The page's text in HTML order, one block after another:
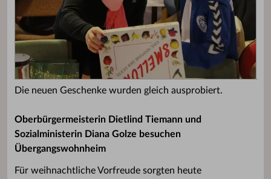
Die neuen Geschenke wurden gleich ausprobiert.
Oberbürgermeisterin Dietlind Tiemann und
Sozialministerin Diana Golze besuchen
Übergangswohnheim
Für weihnachtliche Vorfreude sorgten heute